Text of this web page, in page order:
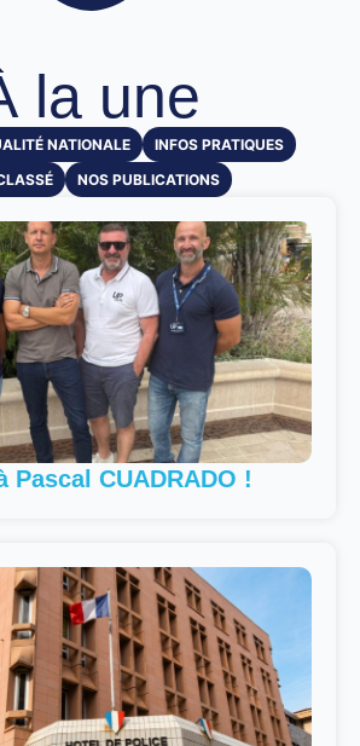
la une
NATIONALE
INFOS PRATIQUES
NOS PUBLICATIONS
Pascal CUADRADO !